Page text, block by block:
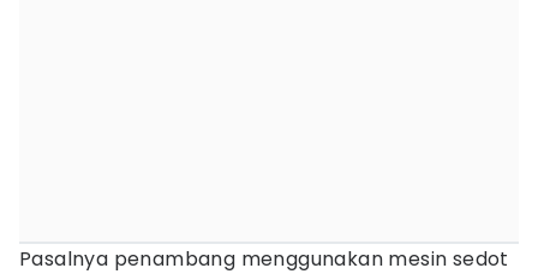
Pasalnya penambang menggunakan mesin sedot